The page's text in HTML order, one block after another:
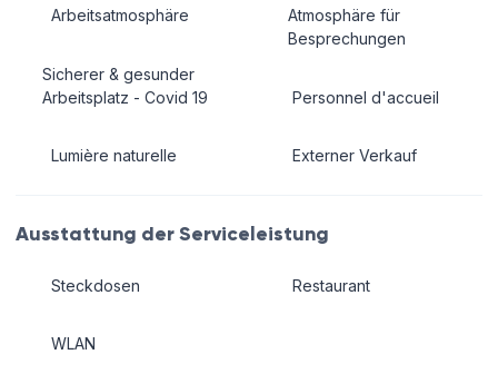
Arbeitsatmosphäre
Sicherer & gesunder
Arbeitsplatz - Covid 19
Lumière naturelle
Atmosphäre für
Besprechungen
Personnel d'accueil
Externer Verkauf
Ausstattung der Serviceleistung
Steckdosen
WLAN
Restaurant